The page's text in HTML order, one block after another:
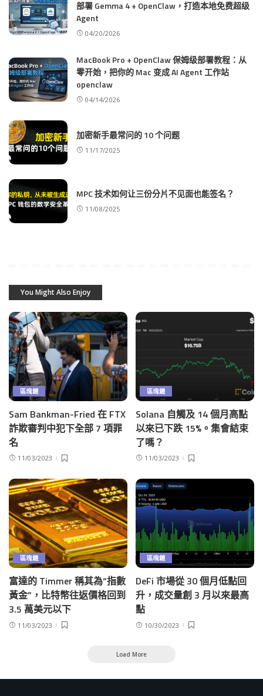
部署 Gemma 4 + OpenClaw，打造本地免费超级
Agent
04/20/2026
MacBook Pro + OpenClaw 保姆级部署教程：从
零开始，把你的 Mac 变成 AI Agent 工作站
openclaw
04/14/2026
加密新手最常问的 10 个问题
11/17/2025
MPC 技术如何让三份分片不见面也能签名？
11/08/2025
You Might Also Enjoy
區塊鏈
Sam Bankman-Fried 在 FTX
詐欺審判中犯下全部 7 項罪
名
11/03/2023
區塊鏈
Solana 自觸及 14 個月高點
以來已下跌 15%。集會結束
了嗎？
11/03/2023
區塊鏈
富達的 Timmer 稱其為“指數
黃金”，比特幣往返價格回到
3.5 萬美元以下
11/03/2023
區塊鏈
DeFi 市場從 30 個月低點回
升，成交量創 3 月以來最高
點
10/30/2023
Load More